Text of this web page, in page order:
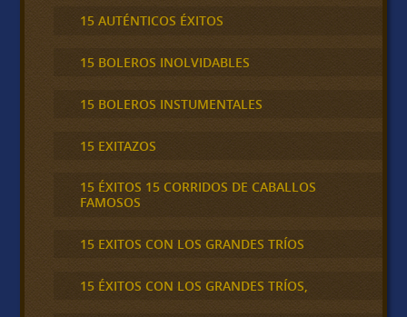
15 AUTÉNTICOS ÉXITOS
15 BOLEROS INOLVIDABLES
15 BOLEROS INSTUMENTALES
15 EXITAZOS
15 ÉXITOS 15 CORRIDOS DE CABALLOS
FAMOSOS
15 EXITOS CON LOS GRANDES TRÍOS
15 ÉXITOS CON LOS GRANDES TRÍOS,